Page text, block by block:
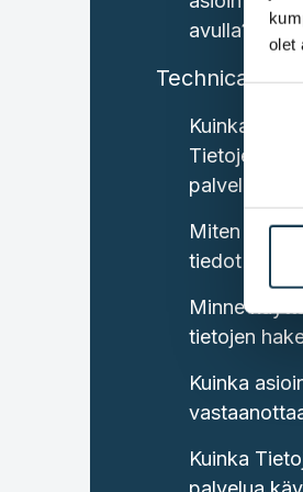
olet
valinta
avulla?
Technical
Kuinka
Tietojen
palvelun
Miten
tiedot
Minne
tietojen
Kuinka
Kuinka